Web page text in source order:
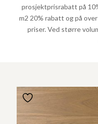
prosjektprisrabatt på
m2 20% rabatt og på
priser. Ved større